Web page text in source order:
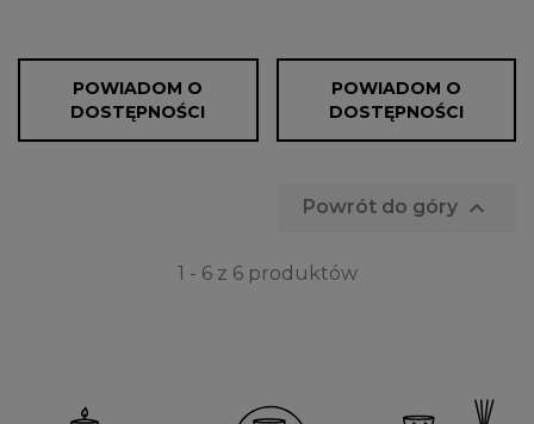
POWIADOM O
DOSTĘPNOŚCI
POWIADOM O
DOSTĘPNOŚCI
Powrót do góry 
1 - 6 z 6 produktów